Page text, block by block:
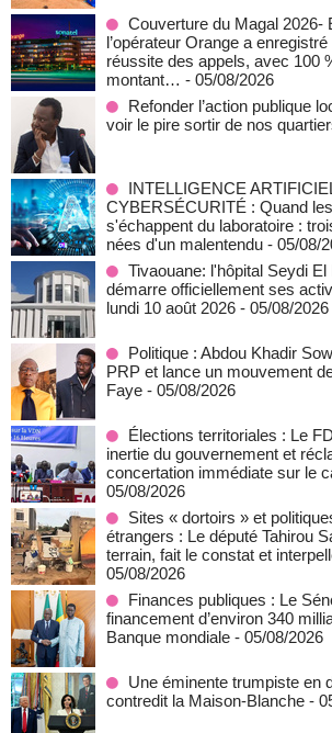
Couverture du Magal 2026-
l’opérateur Orange a
réussite des appels, avec 100
montant… - 05/08/2026
Refonder l’action publique
voir le pire sortir de nos
INTELLIGENCE
CYBERSÉCURITÉ : Quand
s'échappent du laboratoire :
nées d'un malentendu - 05/08/
Tivaouane: l'hôpital Seydi
démarre officiellement ses
lundi 10 août 2026 - 05/08/2026
Politique : Abdou Khadir
PRP et lance un mouvement
Faye - 05/08/2026
Élections territoriales : Le
inertie du gouvernement et
concertation immédiate sur le
05/08/2026
Sites « dortoirs » et
étrangers : Le député Tahirou
terrain, fait le constat et
05/08/2026
Finances publiques : Le
financement d’environ 340
Banque mondiale - 05/08/2026
Une éminente trumpiste en
contredit la Maison-Blanche -